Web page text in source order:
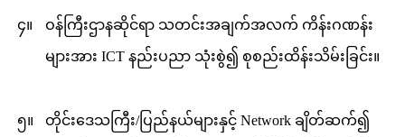
၄။ ဝန်ကြီးဌာနဆိုင်ရာ သတင်းအချက်အလက် ကိန်းဂဏန်း
များအား ICT နည်းပညာ သုံးစွဲ၍ စုစည်းထိန်းသိမ်းခြင်း။
၅။ တိုင်းဒေသကြီး/ပြည်နယ်များနှင့် Network ချိတ်ဆက်၍